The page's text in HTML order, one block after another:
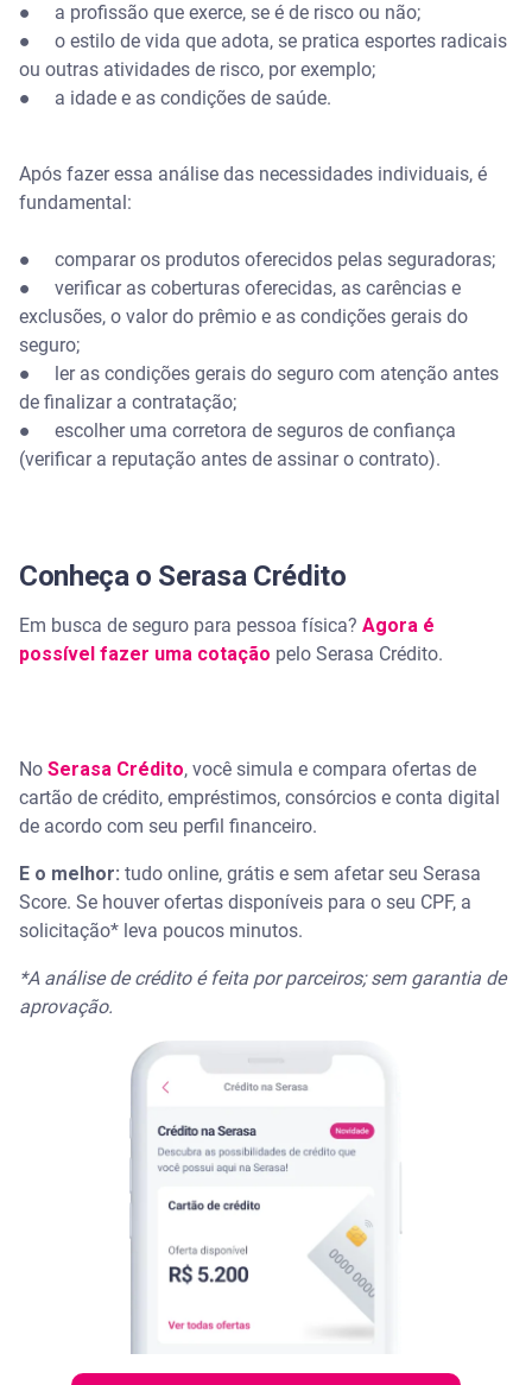
● a profissão que exerce, se é de risco ou não;
● o estilo de vida que adota, se pratica esportes radicais
ou outras atividades de risco, por exemplo;
● a idade e as condições de saúde.
Após fazer essa análise das necessidades individuais, é
fundamental:
● comparar os produtos oferecidos pelas seguradoras;
● verificar as coberturas oferecidas, as carências e
exclusões, o valor do prêmio e as condições gerais do
seguro;
● ler as condições gerais do seguro com atenção antes
de finalizar a contratação;
● escolher uma corretora de seguros de confiança
(verificar a reputação antes de assinar o contrato).
Conheça o Serasa Crédito
Em busca de seguro para pessoa física? Agora é
possível fazer uma cotação pelo Serasa Crédito.
No Serasa Crédito, você simula e compara ofertas de
cartão de crédito, empréstimos, consórcios e conta digital
de acordo com seu perfil financeiro.
E o melhor: tudo online, grátis e sem afetar seu Serasa
Score. Se houver ofertas disponíveis para o seu CPF, a
solicitação* leva poucos minutos.
*A análise de crédito é feita por parceiros; sem garantia de
aprovação.